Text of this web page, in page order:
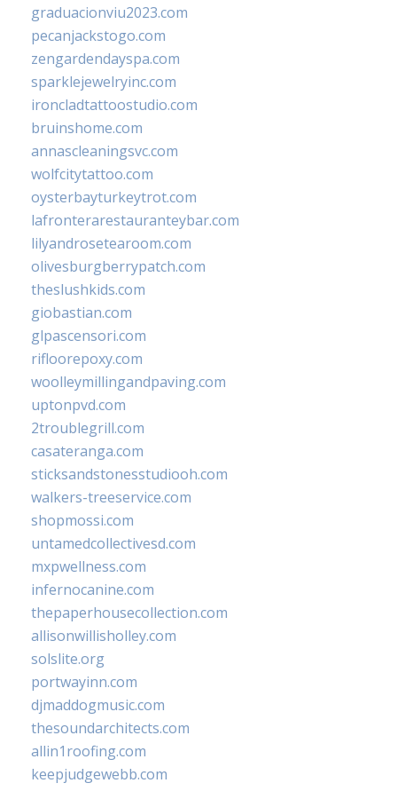
graduacionviu2023.com
pecanjackstogo.com
zengardendayspa.com
sparklejewelryinc.com
ironcladtattoostudio.com
bruinshome.com
annascleaningsvc.com
wolfcitytattoo.com
oysterbayturkeytrot.com
lafronterarestauranteybar.com
lilyandrosetearoom.com
olivesburgberrypatch.com
theslushkids.com
giobastian.com
glpascensori.com
rifloorepoxy.com
woolleymillingandpaving.com
uptonpvd.com
2troublegrill.com
casateranga.com
sticksandstonesstudiooh.com
walkers-treeservice.com
shopmossi.com
untamedcollectivesd.com
mxpwellness.com
infernocanine.com
thepaperhousecollection.com
allisonwillisholley.com
solslite.org
portwayinn.com
djmaddogmusic.com
thesoundarchitects.com
allin1roofing.com
keepjudgewebb.com